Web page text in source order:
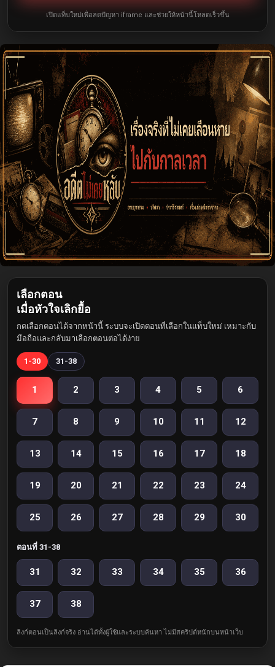
เปิดแท็บใหม่เพื่อลดปัญหา iframe และช่วยให้หน้านี้โหลดเร็วขึ้น
เลือกตอน
เมื่อหัวใจเลิกยื้อ
กดเลือกตอนได้จากหน้านี้ ระบบจะเปิดตอนที่เลือกในแท็บใหม่ เหมาะกับ
มือถือและกลับมาเลือกตอนต่อได้ง่าย
1-30 31-38
1 2 3 4 5 6
7 8 9 10 11 12
13 14 15 16 17 18
19 20 21 22 23 24
25 26 27 28 29 30
ตอนที่ 31-38
31 32 33 34 35 36
37 38
ลิงก์ตอนเป็นลิงก์จริง อ่านได้ทั้งผู้ใช้และระบบค้นหา ไม่มีสคริปต์หนักบนหน้าเว็บ